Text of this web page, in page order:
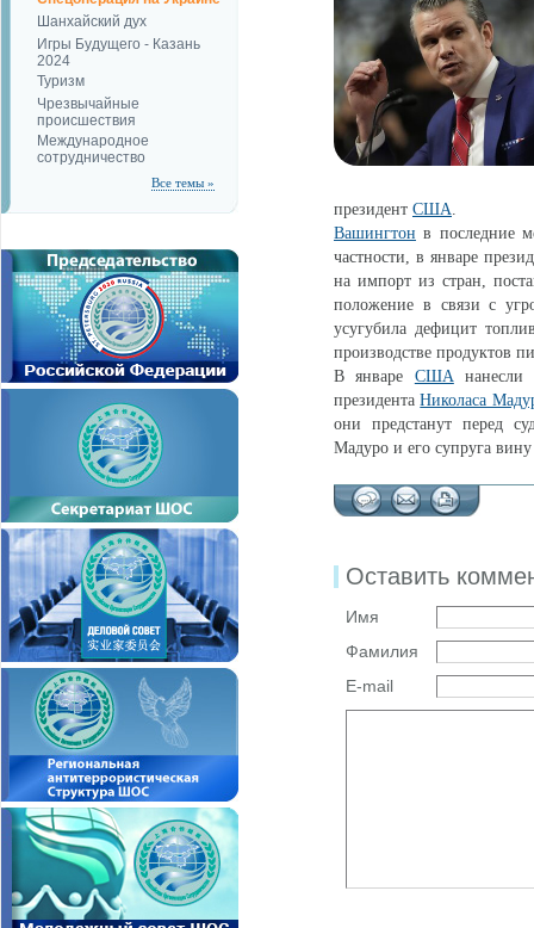
Шанхайский дух
Игры Будущего - Казань
2024
Туризм
Чрезвычайные
происшествия
Международное
сотрудничество
Все темы »
президент США.
Вашингтон в последние
частности, в январе
на импорт из стран,
положение в связи с
усугубила дефицит
производстве продуктов
В январе СШАнанесли
президентаНиколаса
они предстанут перед
Мадуро и его супруга
Оставить
Имя
Фамилия
E-mail